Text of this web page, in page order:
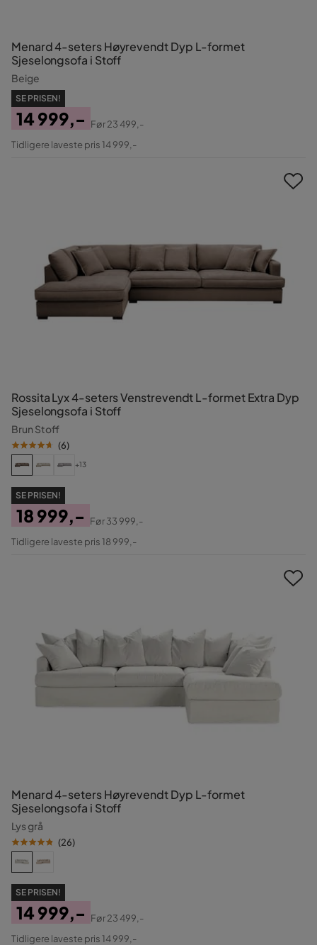
Menard 4-seters Høyrevendt Dyp L-formet
Sjeselongsofa i Stoff
Beige
SE PRISEN!
Pris
14 999,-
Original
Før23 499,-
Tidligere laveste pris 14 999,-
Rossita Lyx 4-seters Venstrevendt L-formet Extra Dyp
Sjeselongsofa i Stoff
Brun Stoff
(6)
+13
SE PRISEN!
Pris
18 999,-
Original
Før33 999,-
Tidligere laveste pris 18 999,-
Menard 4-seters Høyrevendt Dyp L-formet
Sjeselongsofa i Stoff
Lys grå
(26)
SE PRISEN!
Pris
14 999,-
Original
Før23 499,-
Tidligere laveste pris 14 999,-